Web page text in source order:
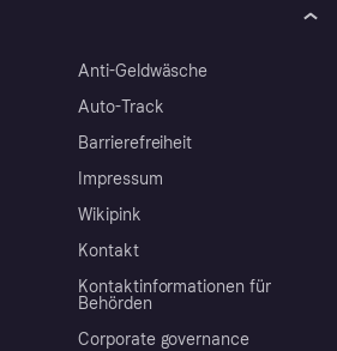
Anti-Geldwäsche
Auto-Track
Barrierefreiheit
Impressum
Wikipink
Kontakt
Kontaktinformationen für
Behörden
Corporate governance